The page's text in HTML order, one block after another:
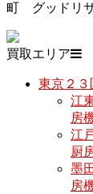
町 グッドリ
買取エリア
東京２３
江
房
江
厨
墨
房